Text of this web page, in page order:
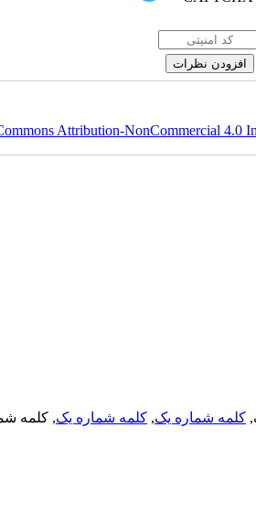
Attribution-NonCommercial 4.0
کلمه شماره یک, کلمه شماره یک, کلمه